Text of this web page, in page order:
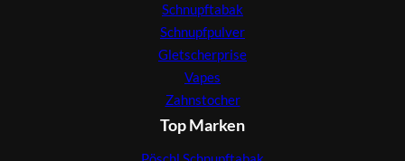
Schnupftabak
Schnupfpulver
Gletscherprise
Vapes
Zahnstocher
Top Marken